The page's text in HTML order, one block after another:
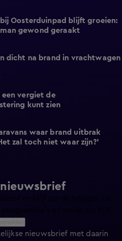
Oosterduinpad blijft groeien:
gewond geraakt
dicht na brand in vrachtwagen
een vergiet de
kunt zien
waar brand uitbrak
zal toch niet waar zijn?'
nieuwsbrief met daarin